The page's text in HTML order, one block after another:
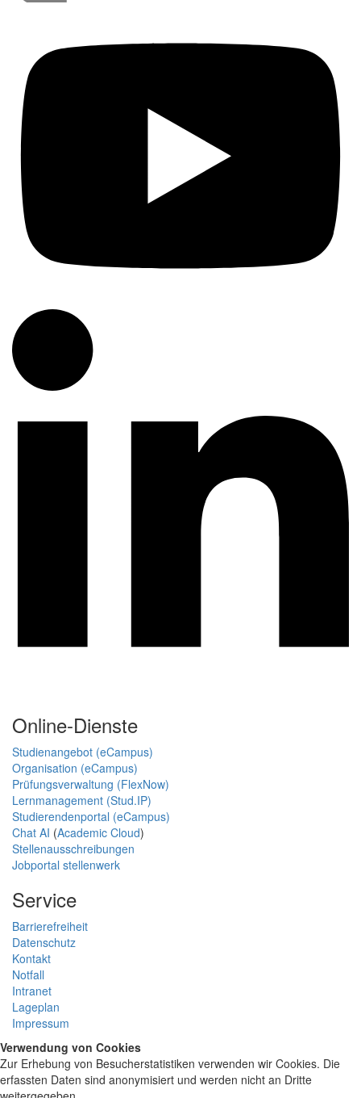
Online-Dienste
Studienangebot (eCampus)
Organisation (eCampus)
Prüfungsverwaltung (FlexNow)
Lernmanagement (Stud.IP)
Studierendenportal (eCampus)
Chat AI (Academic Cloud)
Stellenausschreibungen
Jobportal stellenwerk
Service
Barrierefreiheit
Datenschutz
Kontakt
Notfall
Intranet
Lageplan
Impressum
Verwendung von Cookies
Zur Erhebung von Besucherstatistiken verwenden wir Cookies. Die
erfassten Daten sind anonymisiert und werden nicht an Dritte